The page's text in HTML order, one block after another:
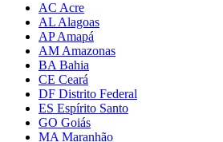
AC Acre
AL Alagoas
AP Amapá
AM Amazonas
BA Bahia
CE Ceará
DF Distrito Federal
ES Espírito Santo
GO Goiás
MA Maranhão